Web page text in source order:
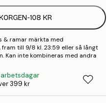
-108 KR
& ramar märkta med
till 9/8 kl. 23:59 eller så långt
Kan inte kombineras med andra
399 kr